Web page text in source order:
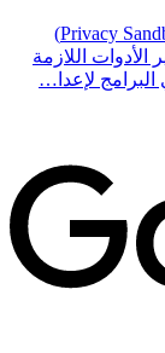
أطلقنا مبادرة حماية الخصوصية على الويب (Privacy Sandbox)
اللازمة
لإعدا…